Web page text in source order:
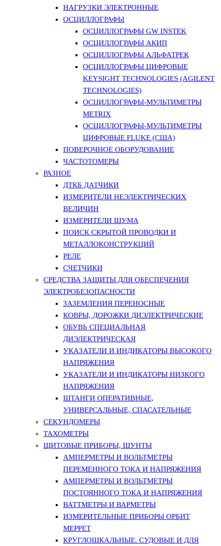
НАГРУЗКИ ЭЛЕКТРОННЫЕ
ОСЦИЛЛОГРАФЫ
ОСЦИЛЛОГРАФЫ GW INSTEK
ОСЦИЛЛОГРАФЫ АКИП
ОСЦИЛЛОГРАФЫ АЛЬФАТРЕК
ОСЦИЛЛОГРАФЫ ЦИФРОВЫЕ
KEYSIGHT TECHNOLOGIES (AGILENT
TECHNOLOGIES)
ОСЦИЛЛОГРАФЫ-МУЛЬТИМЕТРЫ
METRIX
ОСЦИЛЛОГРАФЫ-МУЛЬТИМЕТРЫ
ЦИФРОВЫЕ FLUKE (США)
ПОВЕРОЧНОЕ ОБОРУДОВАНИЕ
ЧАСТОТОМЕРЫ
РАЗНОЕ
ДТКБ ДАТЧИКИ
ИЗМЕРИТЕЛИ НЕЭЛЕКТРИЧЕСКИХ
ВЕЛИЧИН
ИЗМЕРИТЕЛИ ШУМА
ПОИСК СКРЫТОЙ ПРОВОДКИ И
МЕТАЛЛОКОНСТРУКЦИЙ
РЕЛЕ
СЧЕТЧИКИ
СРЕДСТВА ЗАЩИТЫ ДЛЯ ОБЕСПЕЧЕНИЯ
ЭЛЕКТРОБЕЗОПАСНОСТИ
ЗАЗЕМЛЕНИЯ ПЕРЕНОСНЫЕ
КОВРЫ, ДОРОЖКИ ДИЭЛЕКТРИЧЕСКИЕ
ОБУВЬ СПЕЦИАЛЬНАЯ
ДИЭЛЕКТРИЧЕСКАЯ
УКАЗАТЕЛИ И ИНДИКАТОРЫ ВЫСОКОГО
НАПРЯЖЕНИЯ
УКАЗАТЕЛИ И ИНДИКАТОРЫ НИЗКОГО
НАПРЯЖЕНИЯ
ШТАНГИ ОПЕРАТИВНЫЕ,
УНИВЕРСАЛЬНЫЕ, СПАСАТЕЛЬНЫЕ
СЕКУНДОМЕРЫ
ТАХОМЕТРЫ
ЩИТОВЫЕ ПРИБОРЫ, ШУНТЫ
АМПЕРМЕТРЫ И ВОЛЬТМЕТРЫ
ПЕРЕМЕННОГО ТОКА И НАПРЯЖЕНИЯ
АМПЕРМЕТРЫ И ВОЛЬТМЕТРЫ
ПОСТОЯННОГО ТОКА И НАПРЯЖЕНИЯ
ВАТТМЕТРЫ И ВАРМЕТРЫ
ИЗМЕРИТЕЛЬНЫЕ ПРИБОРЫ ОРБИТ
МЕРРЕТ
КРУГЛОШКАЛЬНЫЕ. СУДОВЫЕ И ДЛЯ